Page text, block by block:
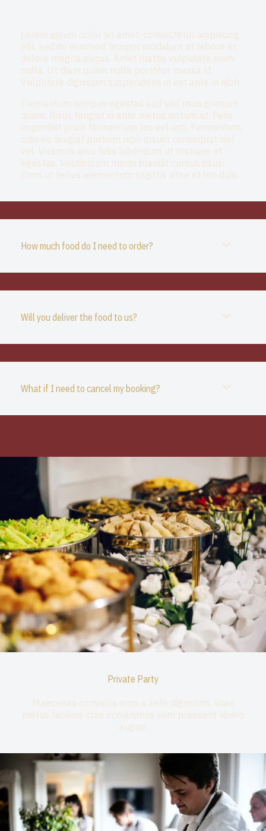
Lorem ipsum dolor sit amet, consectetur adipiscing
elit, sed do eiusmod tempor incididunt ut labore et
dolore magna aliqua. Amet mattis vulputate enim
nulla. Ut diam quam nulla porttitor massa id.
Vulputate dignissim suspendisse in est ante in nibh.
Elementum tempus egestas sed sed risus pretium
quam. Risus feugiat in ante metus dictum at. Felis
imperdiet proin fermentum leo vel orci. Fermentum
odio eu feugiat pretium nibh ipsum consequat nisl
vel. Vivamus arcu felis bibendum ut tristique et
egestas. Vestibulum morbi blandit cursus risus.
Enim ut tellus elementum sagittis vitae et leo duis.
How much food do I need to order?
Will you deliver the food to us?
What if I need to cancel my booking?
Private Party
Maecenas convallis eros a ante dignissim, vitae
metus facilisis cras in maximus sem praesent libero
augue.